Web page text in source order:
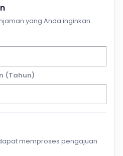
yang Anda inginkan.
(Tahun)
memproses pengajuan